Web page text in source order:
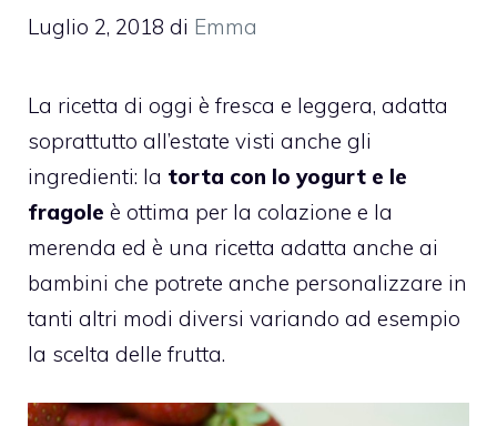
Luglio 2, 2018 di Emma
La ricetta di oggi è fresca e leggera, adatta
soprattutto all’estate visti anche gli
ingredienti: la torta con lo yogurt e le
fragole è ottima per la colazione e la
merenda ed è una ricetta adatta anche ai
bambini che potrete anche personalizzare in
tanti altri modi diversi variando ad esempio
la scelta delle frutta.